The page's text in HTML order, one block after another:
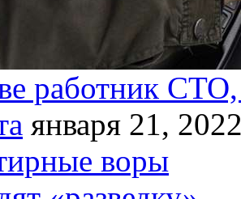
работник
января 21,